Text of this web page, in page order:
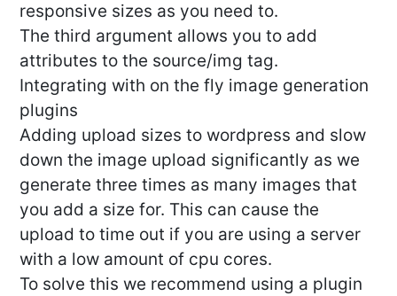
responsive sizes as you need to.
The third argument allows you to add
attributes to the source/img tag.
Integrating with on the fly image generation
plugins
Adding upload sizes to wordpress and slow
down the image upload significantly as we
generate three times as many images that
you add a size for. This can cause the
upload to time out if you are using a server
with a low amount of cpu cores.
To solve this we recommend using a plugin